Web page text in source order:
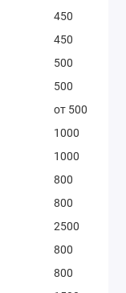
450
450
500
500
от 500
1000
1000
800
800
2500
800
800